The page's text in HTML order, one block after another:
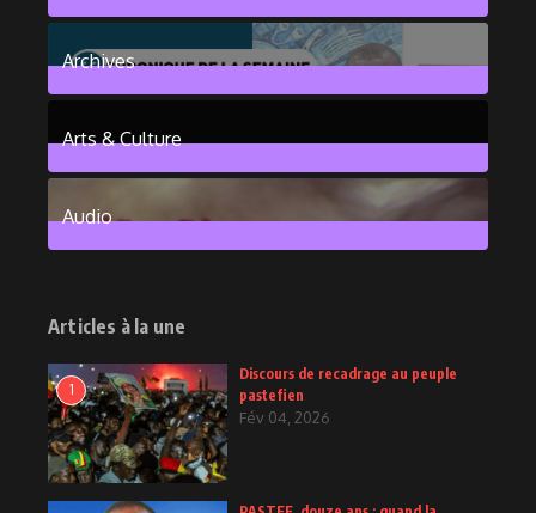
376Posts
Archives
Arts & Culture
6Posts
Audio
Articles à la une
1
Discours de recadrage au peuple
pastefien
Fév 04, 2026